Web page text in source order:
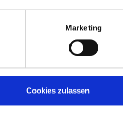
Marketing
Cookies zulassen